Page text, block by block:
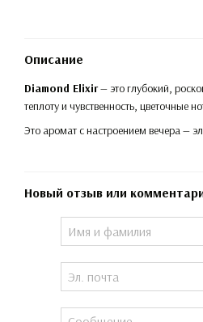
Описание
Diamond Elixir— это глубокий,
теплоту и чувственность, цветочные
Это аромат с настроением вечера —
Новый отзыв или